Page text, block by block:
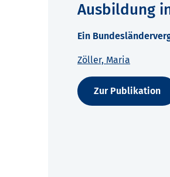
Ausbildung
Ein
Zöller, Maria
Zur Publikation